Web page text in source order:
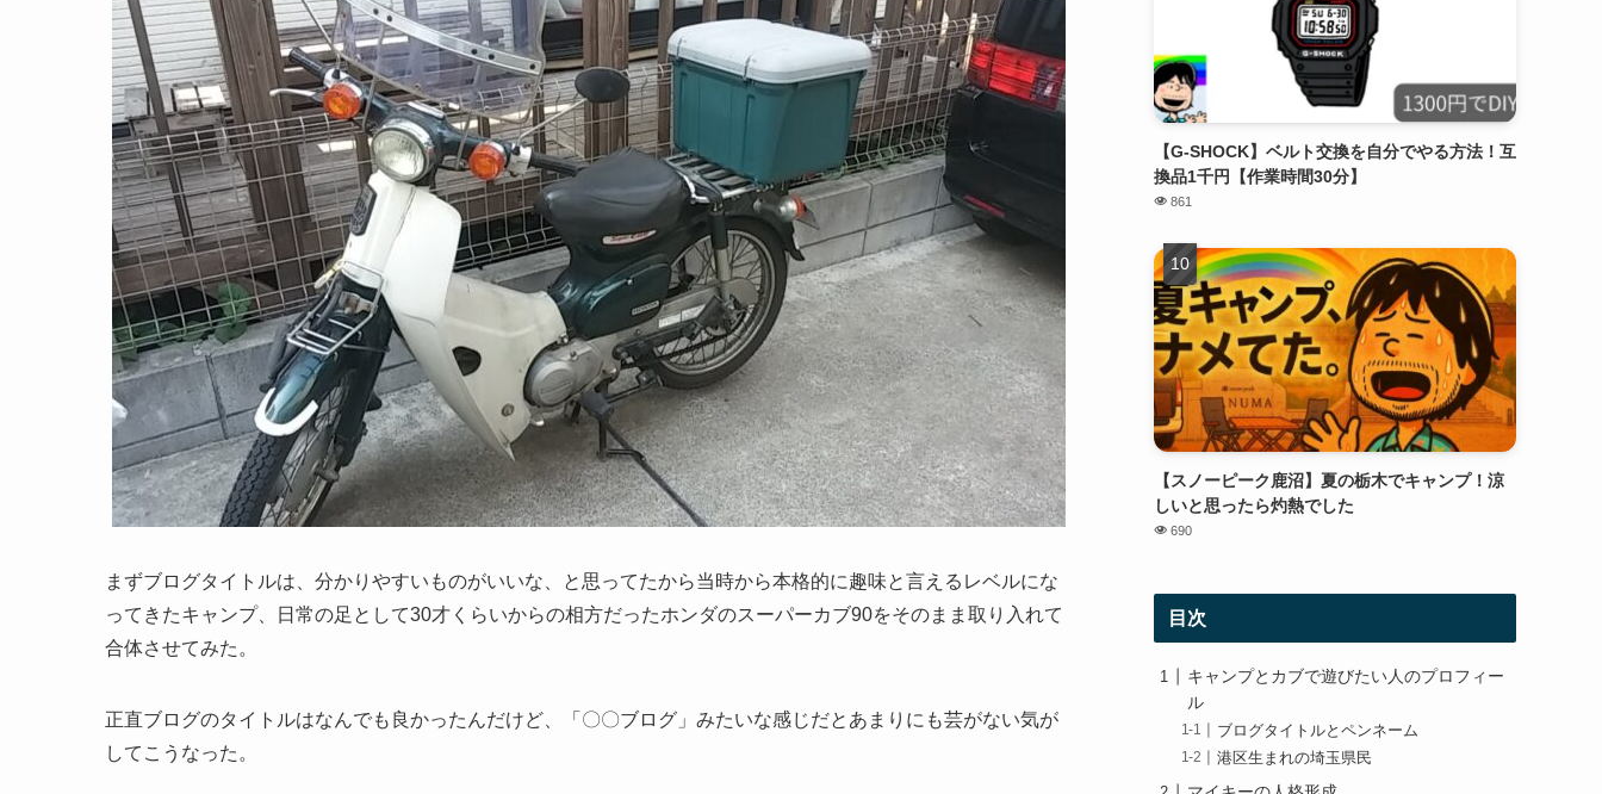
まずブログタイトルは、分かりやすいものがいいな、と思ってたから当時から本格的に趣味と言えるレベルにな
ってきたキャンプ、日常の足として30才くらいからの相方だったホンダのスーパーカブ90をそのまま取り入れて
合体させてみた。
正直ブログのタイトルはなんでも良かったんだけど、「〇〇ブログ」みたいな感じだとあまりにも芸がない気が
してこうなった。
【G-SHOCK】ベルト交換を自分でやる方法！互
換品1千円【作業時間30分】
861
【スノーピーク鹿沼】夏の栃木でキャンプ！涼
しいと思ったら灼熱でした
690
目次
キャンプとカブで遊びたい人のプロフィー
ル
ブログタイトルとペンネーム
港区生まれの埼玉県民